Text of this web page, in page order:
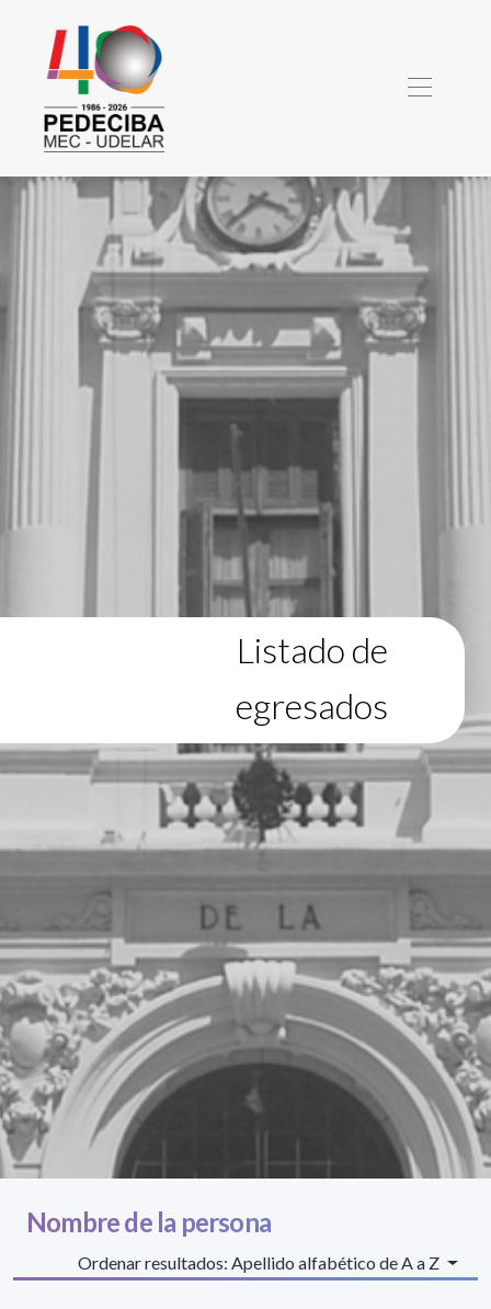
Listado de
egresados
Nombre de la persona
Ordenar resultados: Apellido alfabético de A a Z